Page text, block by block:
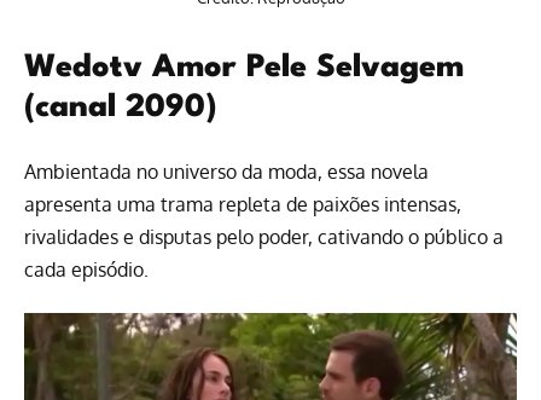
Wedotv Amor Pele Selvagem
(canal 2090)
Ambientada no universo da moda, essa novela
apresenta uma trama repleta de paixões intensas,
rivalidades e disputas pelo poder, cativando o público a
cada episódio.